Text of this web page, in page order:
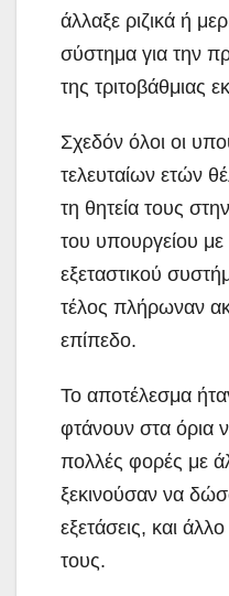
άλλαξε ριζικά ή
σύστημα για την
της τριτοβάθμιας
Σχεδόν όλοι οι
τελευταίων ετών
τη θητεία τους
του υπουργείου με
εξεταστικού
τέλος πλήρωναν
επίπεδο.
Το αποτέλεσμα
φτάνουν στα όρια
πολλές φορές με
ξεκινούσαν να
εξετάσεις, και
τους.